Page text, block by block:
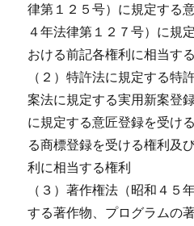
律第１２５号）に規定する
４年法律第１２７号）に規
おける前記各権利に相当す
（２）特許法に規定する特
案法に規定する実用新案登
に規定する意匠登録を受け
る商標登録を受ける権利及
利に相当する権利
（３）著作権法（昭和４５
する著作物、プログラムの